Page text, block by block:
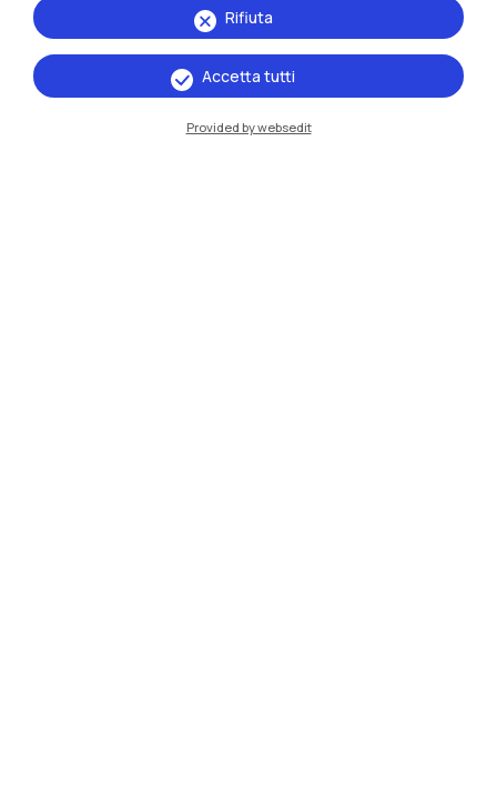
IT EN
Sedi
Milano Leonardo
Rifiuta
Accetta tutti
Provided by websedit